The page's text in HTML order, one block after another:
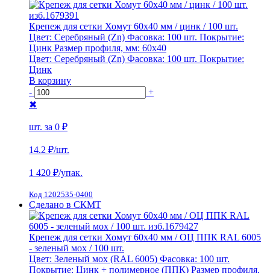
Крепеж для сетки Хомут 60х40 мм / цинк / 100 шт.
Цвет: Серебряный (Zn) Фасовка: 100 шт. Покрытие:
Цинк Размер профиля, мм: 60х40
Цвет: Серебряный (Zn) Фасовка: 100 шт. Покрытие:
Цинк
В корзину
-
+
✖
шт. за 0 ₽
14.2 ₽/шт.
1 420 ₽/упак.
Код 1202535-0400
Сделано в СКМТ
Крепеж для сетки Хомут 60х40 мм / ОЦ ППК RAL 6005
- зеленый мох / 100 шт.
Цвет: Зеленый мох (RAL 6005) Фасовка: 100 шт.
Покрытие: Цинк + полимерное (ППК) Размер профиля,